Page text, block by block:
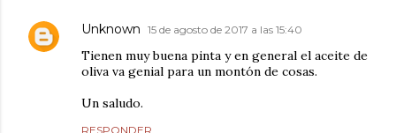
Unknown 15 de agosto de 2017 a las 15:40
Tienen muy buena pinta y en general el aceite de
oliva va genial para un montón de cosas.
Un saludo.
RESPONDER